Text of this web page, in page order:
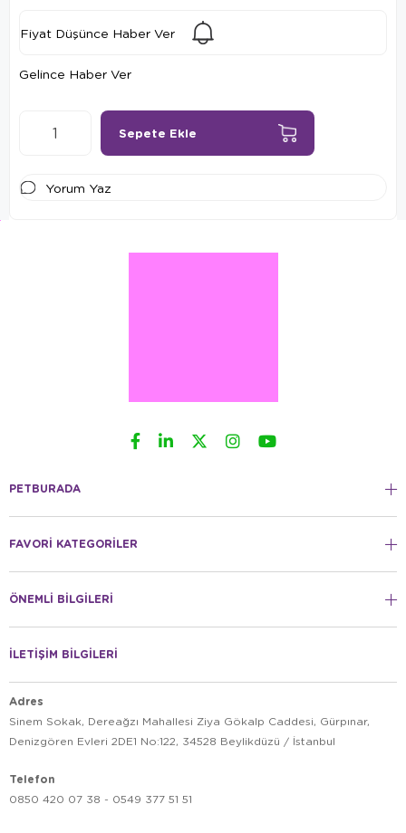
Fiyat Düşünce Haber Ver
Gelince Haber Ver
Yorum Yaz
PETBURADA
FAVORİ KATEGORİLER
ÖNEMLİ BİLGİLERİ
İLETİŞİM BİLGİLERİ
Adres
Sinem Sokak, Dereağzı Mahallesi Ziya Gökalp Caddesi, Gürpınar,
Denizgören Evleri 2DE1 No:122, 34528 Beylikdüzü / İstanbul
Telefon
0850 420 07 38 - 0549 377 51 51